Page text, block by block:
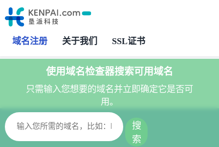
域名注册 关于我们 SSL证书
使用域名检查器搜索可用域名
只需输入您想要的域名并立即确定它是否可
用。
搜
索